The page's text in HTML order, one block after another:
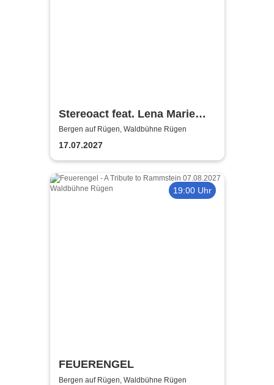
Stereoact feat. Lena Marie
Engel - Ich liebe das Leben -
Party 2027
Bergen auf Rügen, Waldbühne Rügen
17.07.2027
19:00 Uhr
FEUERENGEL
Bergen auf Rügen, Waldbühne Rügen